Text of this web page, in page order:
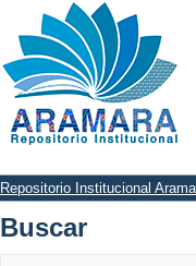
Buscar
Repositorio Institucional
Buscar